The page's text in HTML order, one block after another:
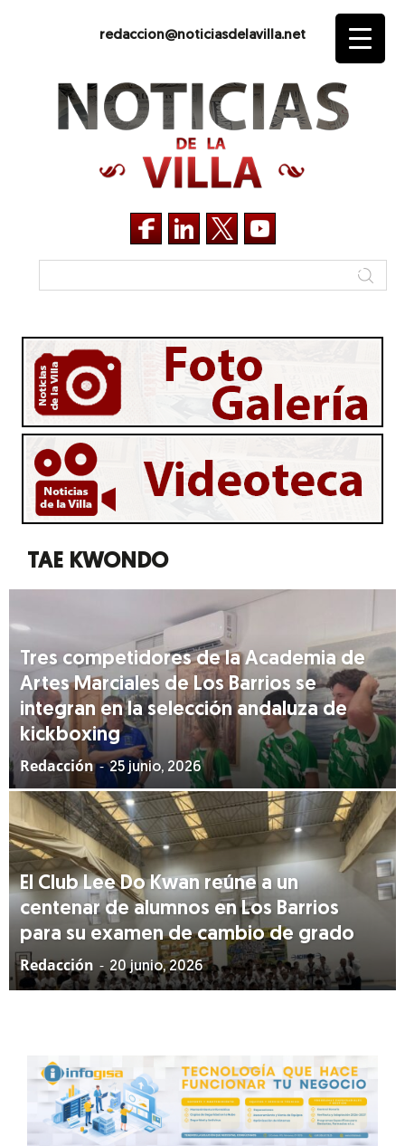
redaccion@noticiasdelavilla.net
Noticias
Villa
TAE KWONDO
Tres competidores de la Academia de
Artes Marciales de Los Barrios se
integran en la selección andaluza de
kickboxing
Redacción - 25 junio, 2026
El Club Lee Do Kwan reúne a un
centenar de alumnos en Los Barrios
para su examen de cambio de grado
Redacción - 20 junio, 2026